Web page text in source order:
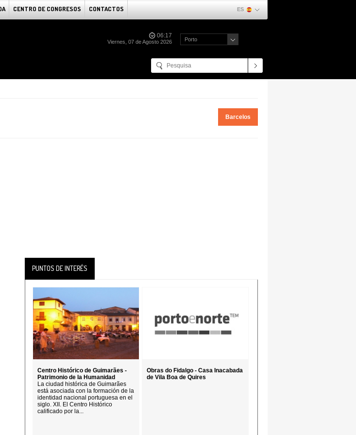
CENTRO DE CONGRESOS CONTACTOS ES
06:17
Viernes, 07 de Agosto 2026 Porto
Barcelos
PUNTOS DE INTERÉS
Centro Histórico de Guimarães -
Patrimonio de la Humanidad
La ciudad histórica de Guimarães
está asociada con la formación de la
identidad nacional portuguesa en el
siglo. XII. El Centro Histórico
calificado por la...
Obras do Fidalgo - Casa Inacabada
de Vila Boa de Quires